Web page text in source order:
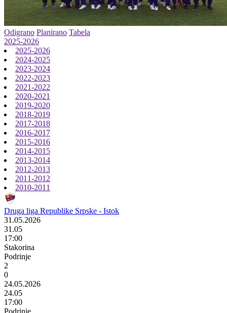
Odigrano Planirano Tabela
2025-2026
2025-2026
2024-2025
2023-2024
2022-2023
2021-2022
2020-2021
2019-2020
2018-2019
2017-2018
2016-2017
2015-2016
2014-2015
2013-2014
2012-2013
2011-2012
2010-2011
Druga liga Republike Srpske - Istok
31.05.2026
31.05
17:00
Stakorina
Podrinje
2
0
24.05.2026
24.05
17:00
Podrinje